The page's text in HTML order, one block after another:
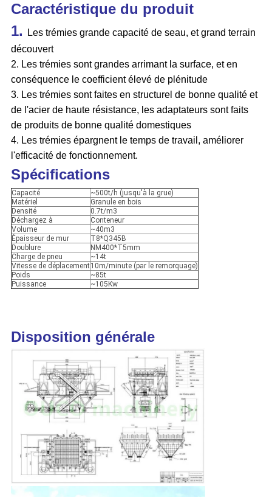
Caractéristique du produit
1.
Les trémies grande capacité de seau, et grand terrain
découvert
2. Les trémies sont grandes arrimant la surface, et en
conséquence le coefficient élevé de plénitude
3. Les trémies sont faites en structurel de bonne qualité et
de l'acier de haute résistance, les adaptateurs sont faits
de produits de bonne qualité domestiques
4. Les trémies épargnent le temps de travail, améliorer
l'efficacité de fonctionnement.
Spécifications
Capacité
~500t/h (jusqu'à la grue)
Matériel
Granule en bois
Densité
0.7t/m3
Déchargez à
Conteneur
Volume
~40m3
Épaisseur de mur
T8*Q345B
Doublure
NM400*T5mm
Charge de pneu
~14t
Vitesse de déplacement10m/minute (par le remorquage)
Poids
~85t
Puissance
~105Kw
Disposition générale